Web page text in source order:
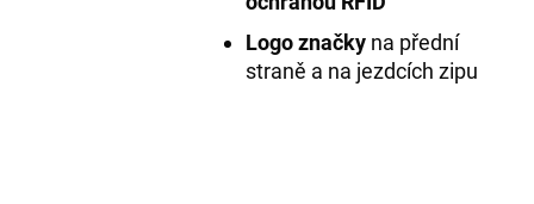
Logo značkyna přední
straně a na jezdcích zipu